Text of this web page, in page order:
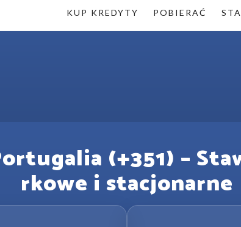
KUP KREDYTY POBIERAĆ
(+351) –
rkowe i stacjonarne